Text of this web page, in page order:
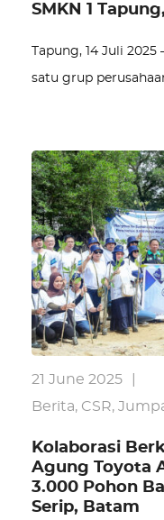
SMKN 1
Tapung, 14 Juli 2025
satu grup
21 June 2025
Berita, CSR,
Kolaborasi
Agung Toyota
3.000 Pohon
Serip, Batam